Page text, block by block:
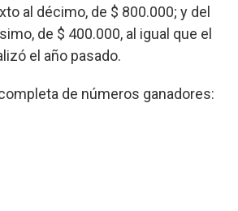
al décimo, de $ 800.000; y del
de $ 400.000, al igual que el
el año pasado.
de números ganadores: